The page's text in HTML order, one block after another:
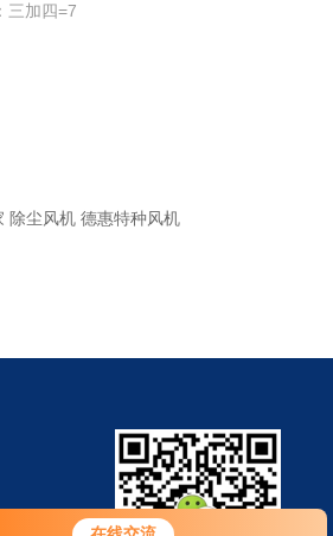
三加四=7
除尘风机 德惠特种风机